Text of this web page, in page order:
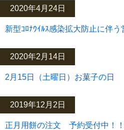
2020年4月24日
新型ｺﾛﾅｳｲﾙｽ感染拡大防止に伴
2020年2月14日
2月15日（土曜日）お菓子の日
2019年12月2日
正月用餅の注文 予約受付中！！